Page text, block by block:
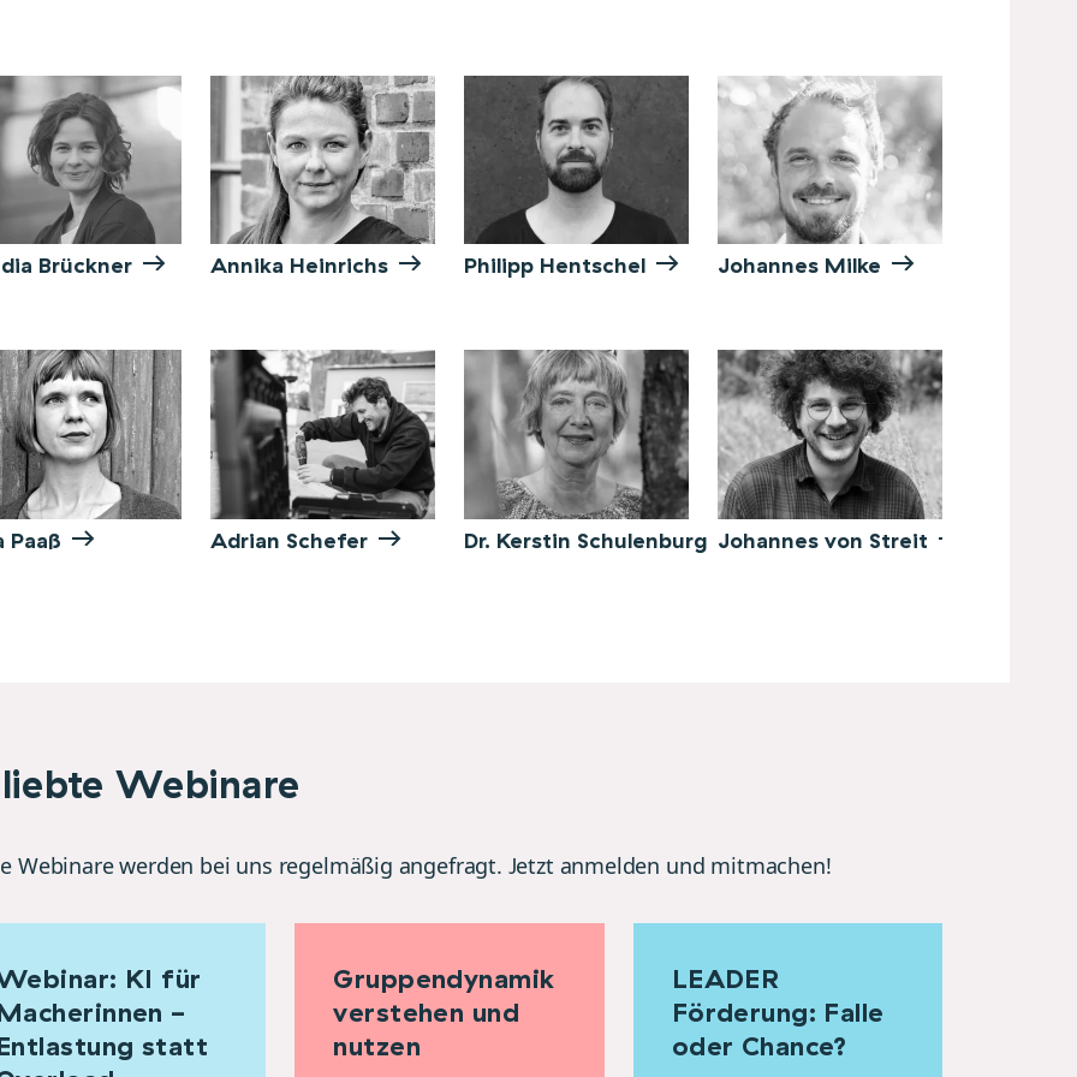
Brückner Annika Heinrichs Philipp Hentschel Johannes Milke
Paaß Adrian Schefer Dr. Kerstin Schulenburg Johannes von Streit
Webinare
Webinare werden bei uns regelmäßig angefragt. Jetzt anmelden und mitmachen!
KI für
-
statt
Gruppendynamik
verstehen und
nutzen
LEADER
Förderung: Falle
oder Chance?